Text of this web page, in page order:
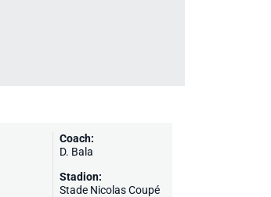
Coach:
D. Bala
Stadion:
Stade Nicolas Coupé